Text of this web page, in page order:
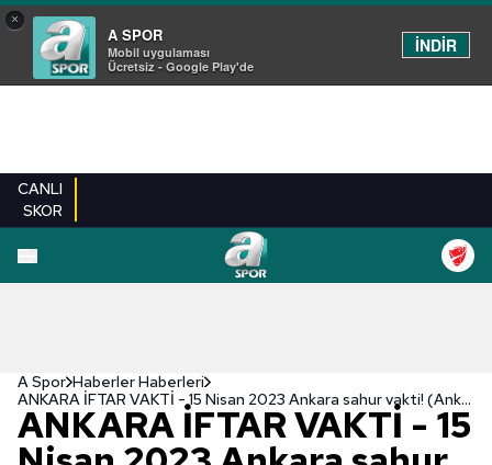
×
A SPOR
Mobil uygulaması
Ücretsiz - Google Play'de
İNDİR
CANLI
SKOR
A Spor Haberler Haberleri
ANKARA İFTAR VAKTİ - 15 Nisan 2023 Ankara sahur vakti! (Ankara imsakiye)
ANKARA İFTAR VAKTİ - 15